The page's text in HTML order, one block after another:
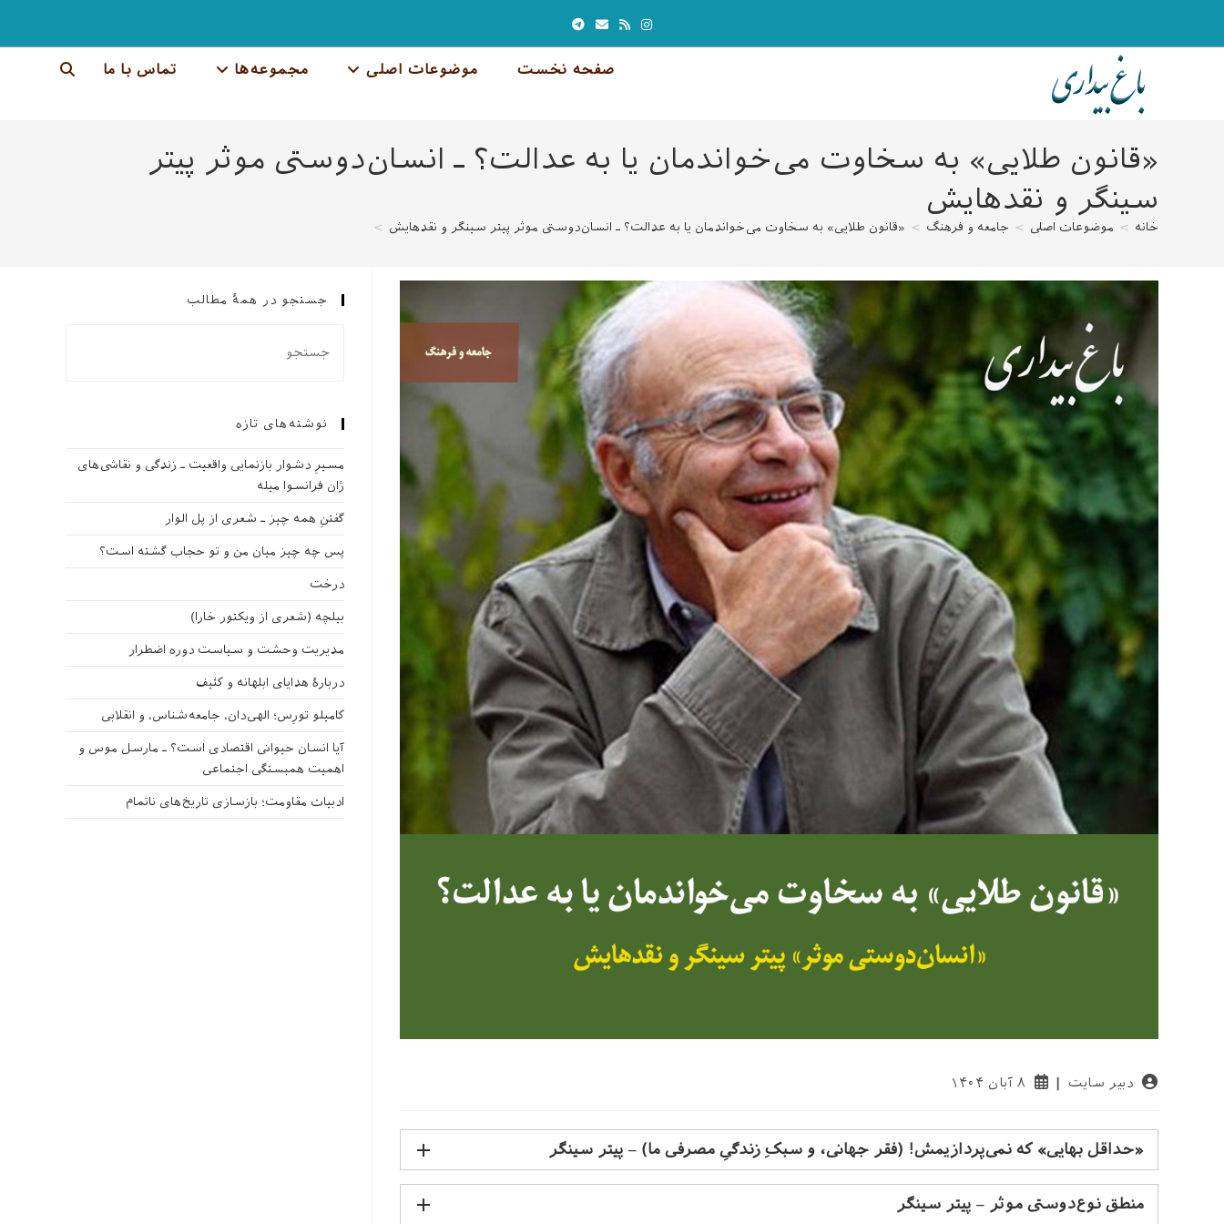
صفحه نخست موضوعات اصلی مجموعه‌ها تماس با ما جستجوی
«قانون طلایی» به سخاوت می‌خواندمان یا به عدالت؟ ـ انسان‌دوستی موثر پیتر
سینگر و نقدهایش
خانه > موضوعات اصلی > جامعه و فرهنگ > «قانون طلایی» به سخاوت می‌خواندمان یا به عدالت؟ ـ انسان‌دوستی موثر پیتر سینگر و نقدهایش >
نویسندهٔ
دبیر سایت
نوشته
است:
۸ آبان ۱۴۰۴
«حداقل بهایی» که نمی‌پردازیمش! (فقر جهانی، و سبکِ زندگیِ مصرفی ما) – پیتر سینگر
منطق نوع‌دوستی موثر – پیتر سینگر
جستجو در همهٔ مطالب
نوشته‌های تازه
مسیرِ دشوار بازنمایی واقعیت ـ زندگی و نقاشی‌های
ژان فرانسوا میله
گفتنِ همه چیز ـ شعری از پل الوار
پس چه چیز میان من و تو حجاب گشته است؟
درخت
بیلچه (شعری از ویکتور خارا)
مدیریت وحشت و سیاست دوره اضطرار
دربارهٔ هدایای ابلهانه و کثیف
کامیلو تورِس؛ الهی‌دان، جامعه‌شناس، و انقلابی
آیا انسان حیوانی اقتصادی است؟ ـ مارسل موس و
اهمیت همبستگی اجتماعی
ادبیات مقاومت؛ بازسازی تاریخ‌های ناتمام